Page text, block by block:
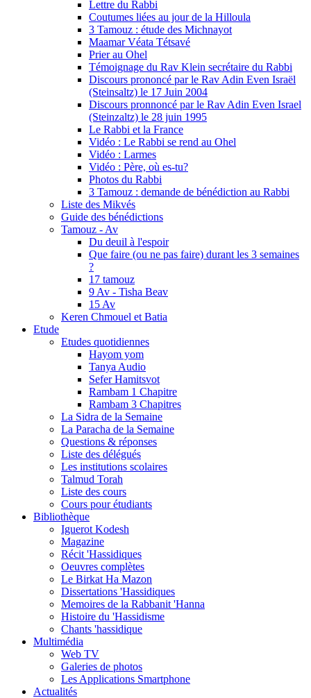
Lettre du Rabbi
Coutumes liées au jour de la Hilloula
3 Tamouz : étude des Michnayot
Maamar Véata Tétsavé
Prier au Ohel
Témoignage du Rav Klein secrétaire du Rabbi
Discours prononcé par le Rav Adin Even Israël
(Steinsaltz) le 17 Juin 2004
Discours pronnoncé par le Rav Adin Even Israel
(Steinzaltz) le 28 juin 1995
Le Rabbi et la France
Vidéo : Le Rabbi se rend au Ohel
Vidéo : Larmes
Vidéo : Père, où es-tu?
Photos du Rabbi
3 Tamouz : demande de bénédiction au Rabbi
Liste des Mikvés
Guide des bénédictions
Tamouz - Av
Du deuil à l'espoir
Que faire (ou ne pas faire) durant les 3 semaines
?
17 tamouz
9 Av - Tisha Beav
15 Av
Keren Chmouel et Batia
Etude
Etudes quotidiennes
Hayom yom
Tanya Audio
Sefer Hamitsvot
Rambam 1 Chapitre
Rambam 3 Chapitres
La Sidra de la Semaine
La Paracha de la Semaine
Questions & réponses
Liste des délégués
Les institutions scolaires
Talmud Torah
Liste des cours
Cours pour étudiants
Bibliothèque
Iguerot Kodesh
Magazine
Récit 'Hassidiques
Oeuvres complètes
Le Birkat Ha Mazon
Dissertations 'Hassidiques
Memoires de la Rabbanit 'Hanna
Histoire du 'Hassidisme
Chants 'hassidique
Multimédia
Web TV
Galeries de photos
Les Applications Smartphone
Actualités